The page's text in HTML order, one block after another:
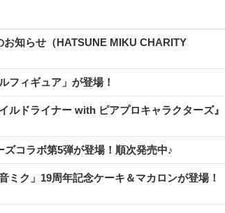
お知らせ（HATSUNE MIKU CHARITY
フィギュア」が登場！
ルドライナー with ピアプロキャラクターズ』
コラボ第5弾が登場！順次発売中♪
ミク」19周年記念ケーキ＆マカロンが登場！